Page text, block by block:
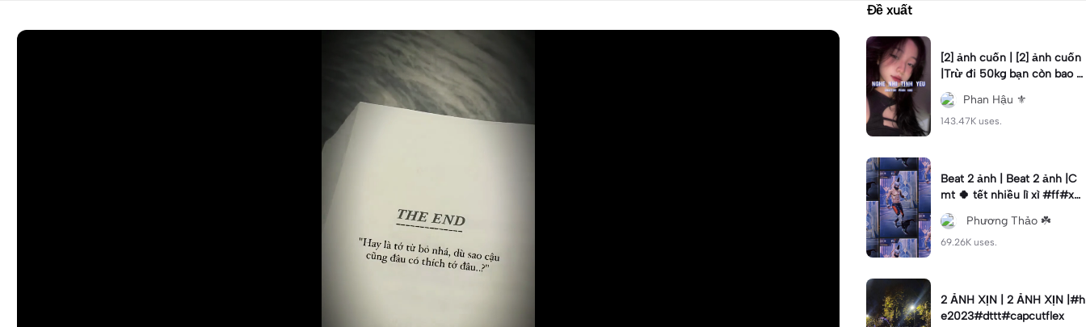
Đề xuất
[2] ảnh cuốn | [2] ảnh cuốn
|Trừ đi 50kg bạn còn bao n
hiêu? #phanhau #beat #fy
p #xhPhan Hậu ⚜️
143.47K uses.
Beat 2 ảnh | Beat 2 ảnh |C
mt 🍀 tết nhiều lì xì #ff#xh
#tetmaiman#kimhoa#nvk1
8
ㅤ Phương Thảo ☘️
69.26K uses.
2 ẢNH XỊN | 2 ẢNH XỊN |#h
e2023#dttt#capcutflex